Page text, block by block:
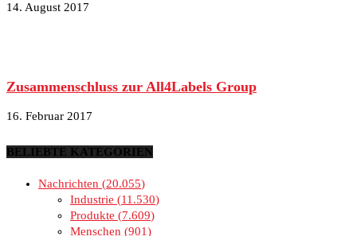
14. August 2017
Zusammenschluss zur All4Labels Group
16. Februar 2017
BELIEBTE KATEGORIEN
Nachrichten
20.055
Industrie
11.530
Produkte
7.609
Menschen
901